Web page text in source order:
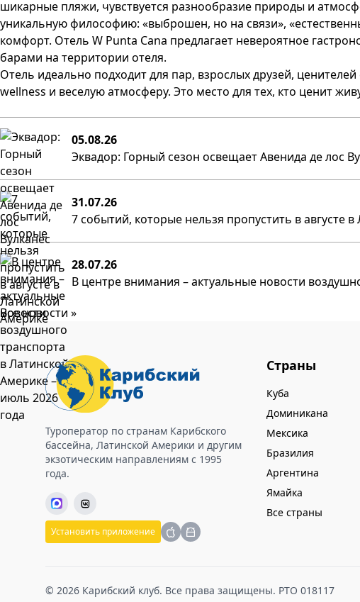
шикарные пляжи, чувствуется разнообразие природы и
уникальную философию: «выброшен, но на связи»,
комфорт. Отель W Punta Cana предлагает невероятное
барами на территории отеля.
Отель идеально подходит для пар, взрослых друзей,
wellness и веселую атмосферу. Это место для тех, кто ценит
05.08.26
Эквадор: Горный сезон освещает Авенида де лос
31.07.26
7 событий, которые нельзя пропустить в августе
28.07.26
В центре внимания – актуальные новости
Все новости »
Туроператор по странам Карибского
бассейна, Латинской Америки и другим
экзотическим направлениям с 1995
года.
Установить приложение
Страны
Куба
Доминикана
Мексика
Бразилия
Аргентина
Ямайка
Все страны
© 2026 Карибский клуб. Все права защищены. РТО 018117